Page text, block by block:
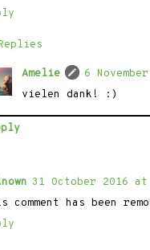
Amelie
6
vielen dank! :)
31 October 2016
comment has been